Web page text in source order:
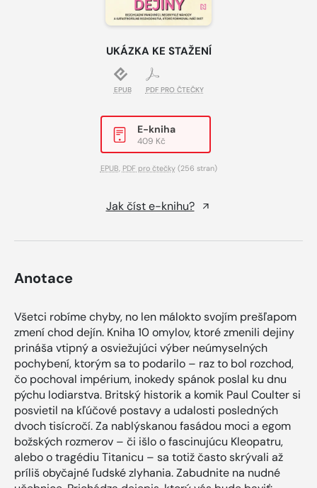
UKÁZKA KE STAŽENÍ
EPUB PDF PRO ČTEČKY
E-kniha
409 Kč
EPUB, PDF pro čtečky(256 stran)
Jak číst e-knihu?
Anotace
Všetci robíme chyby, no len málokto svojím prešľapom
zmení chod dejín. Kniha 10 omylov, ktoré zmenili dejiny
prináša vtipný a osviežujúci výber neúmyselných
pochybení, ktorým sa to podarilo – raz to bol rozchod,
čo pochoval impérium, inokedy spánok poslal ku dnu
pýchu lodiarstva. Britský historik a komik Paul Coulter si
posvietil na kľúčové postavy a udalosti posledných
dvoch tisícročí. Za nablýskanou fasádou moci a egom
božských rozmerov – či išlo o fascinujúcu Kleopatru,
alebo o tragédiu Titanicu – sa totiž často skrývali až
príliš obyčajné ľudské zlyhania. Zabudnite na nudné